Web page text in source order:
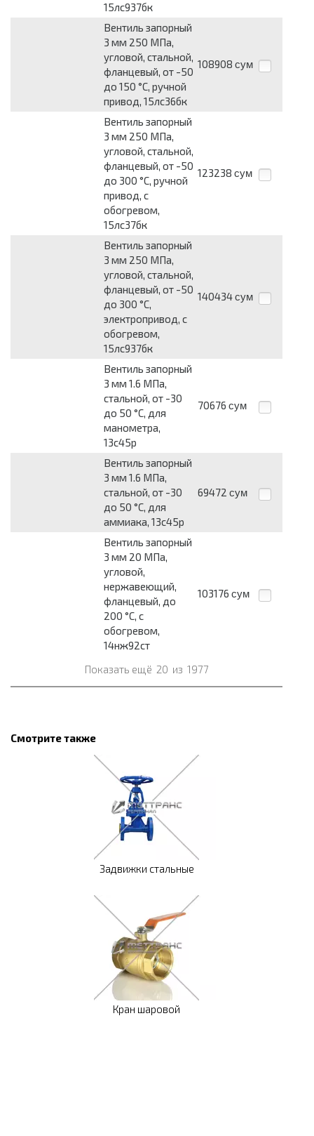
15лс937бк
Вентиль запорный
3 мм 250 МПа,
угловой, стальной,
фланцевый, от -50
до 150 °С, ручной
привод, 15лс36бк
108908 сум
Вентиль запорный
3 мм 250 МПа,
угловой, стальной,
фланцевый, от -50
до 300 °С, ручной
привод, с
обогревом,
15лс37бк
123238 сум
Вентиль запорный
3 мм 250 МПа,
угловой, стальной,
фланцевый, от -50
до 300 °С,
электропривод, с
обогревом,
15лс937бк
140434 сум
Вентиль запорный
3 мм 1.6 МПа,
стальной, от -30
до 50 °С, для
манометра,
13с45р
70676 сум
Вентиль запорный
3 мм 1.6 МПа,
стальной, от -30
до 50 °С, для
аммиака, 13с45р
69472 сум
Вентиль запорный
3 мм 20 МПа,
угловой,
нержавеющий,
фланцевый, до
200 °С, с
обогревом,
14нж92ст
103176 сум
Показать ещё 20 из 1977
Смотрите также
Задвижки стальные
Кран шаровой